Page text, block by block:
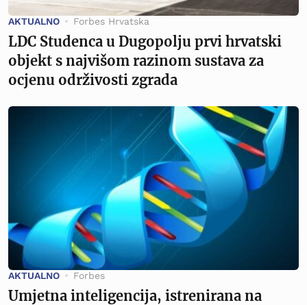
AKTUALNO Forbes Hrvatska
LDC Studenca u Dugopolju prvi hrvatski
objekt s najvišom razinom sustava za
ocjenu održivosti zgrada
AKTUALNO Forbes
Umjetna inteligencija, istrenirana na